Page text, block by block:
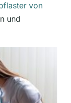
von
und